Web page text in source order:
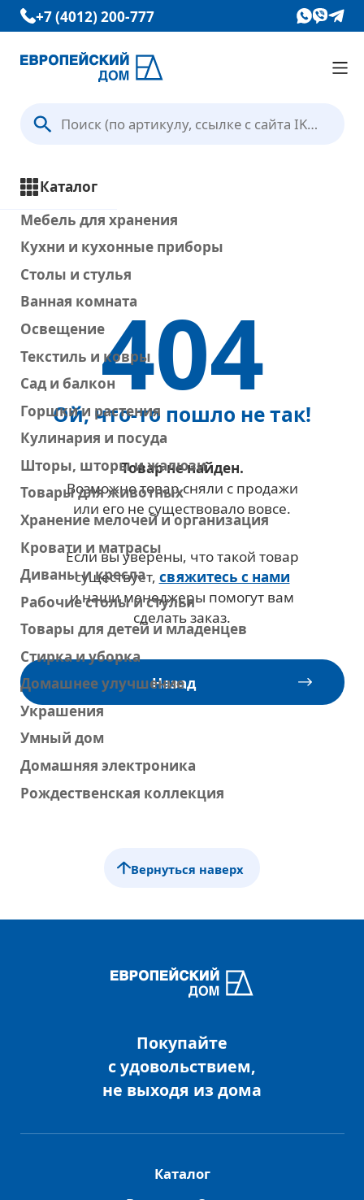
+7 (4012) 200-777
Каталог
Вопрос — Ответ
Отзывы
Контакты
Условия доставки
Уже выбрали товары
на европейском сайте IKEA?
Тогда просто добавляйте
их в корзину по артикулу
Перейти в корзину
Каталог
Мебель для хранения
Кухни и кухонные приборы
Столы и стулья
Ванная комната
Освещение
Текстиль и ковры
Сад и балкон
Горшки и растения
Кулинария и посуда
Шторы, шторы и жалюзи
Товары для животных
Хранение мелочей и организация
Кровати и матрасы
Диваны и кресла
Рабочие столы и стулья
Товары для детей и младенцев
Стирка и уборка
Домашнее улучшение
Украшения
Умный дом
Домашняя электроника
Рождественская коллекция
404
Ой, что-то пошло не так!
Товар не найден.
Возможно товар сняли с продажи
или его не существовало вовсе.
Если вы уверены, что такой товар
существует, свяжитесь с нами
и наши менеджеры помогут вам
сделать заказ.
Назад
Вернуться наверх
Покупайте
с удовольствием,
не выходя из дома
Каталог